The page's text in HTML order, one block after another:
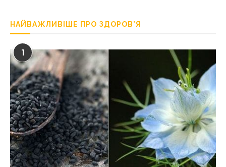
НАЙВАЖЛИВІШЕ ПРО ЗДОРОВ’Я
1